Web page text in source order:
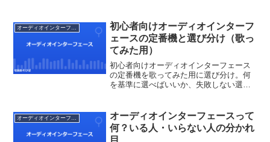
オーディオインターフェース
初心者向けオーディオインターフ
ェースの定番機と選び分け（歌っ
てみた用）
初心者向けオーディオインターフェース
の定番機を歌ってみた用に選び分け。何
を基準に選べばいいか、失敗しない選び
オーディオインターフェースって
何？いる人・いらない人の分かれ